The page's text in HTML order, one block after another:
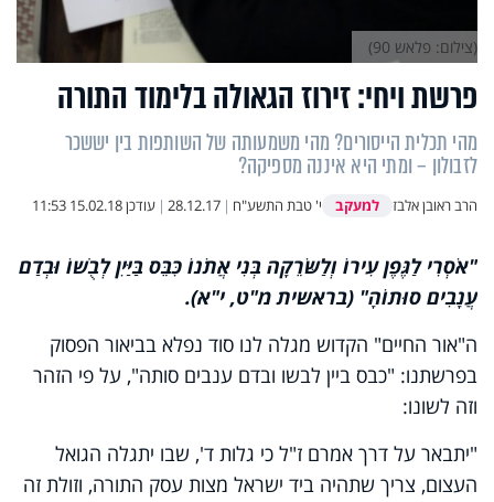
פרשת ויחי: זירוז הגאולה בלימוד התורה
מהי תכלית הייסורים? מהי משמעותה של השותפות בין יששכר
לזבולון – ומתי היא איננה מספיקה?
הרב ראובן אלבז למעקב י' טבת התשע"ח |
28.12.17
| עודכן15.02.18 11:53
(צילום: פלאש 90)
"אֹסְרִי לַגֶּפֶן עִירוֹ וְלַשּׂרֵקָה בְּנִי אֲתֹנוֹ כִּבֵּס בַּיַּיִן לְבֻשׁוֹ וּבְדַם
עֲנָבִים סוּתוֹהָ" (בראשית מ"ט, י"א).
ה"אור החיים" הקדוש מגלה לנו סוד נפלא בביאור הפסוק
בפרשתנו: "כבס ביין לבשו ובדם ענבים סותה", על פי הזהר
וזה לשונו:
"יתבאר על דרך אמרם ז"ל כי גלות ד', שבו יתגלה הגואל
העצום, צריך שתהיה ביד ישראל מצות עסק התורה, וזולת זה